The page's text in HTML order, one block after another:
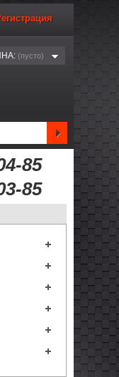
85
85
(пустo)